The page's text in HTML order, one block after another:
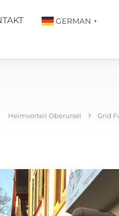
GERMAN ▼
Heimvorteil Oberursel Grid